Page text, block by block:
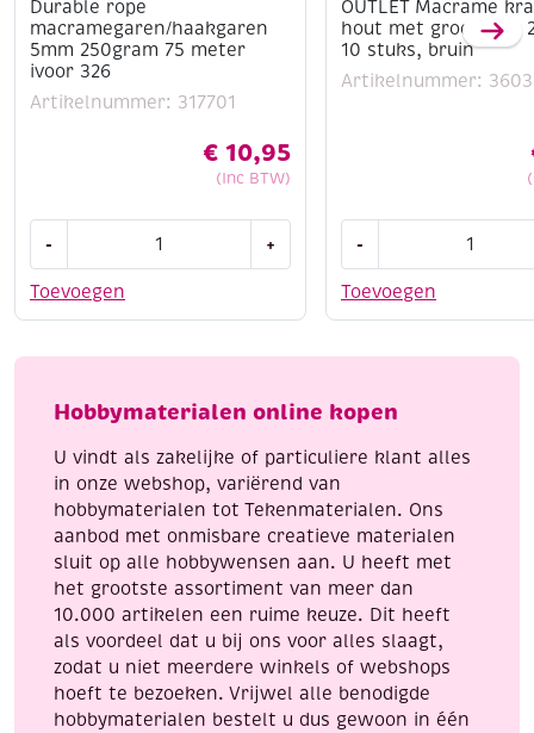
Durable rope
macramegaren/haakgaren
5mm 250gram 75 meter
ivoor 326
Artikelnummer: 317701
€ 10,95
(Inc BTW)
Toevoegen
-
macramegaren/haakgaren
75
ivoor
aantal
+
OUTLET Macrame
hout met groot gat,
10 stuks, bruin
Artikelnummer:
Toevoegen
-
kralen
met
gat,
mm,
stuks,
bruin
aantal
Hobbymaterialen online kopen
U vindt als zakelijke of particuliere klant alles
in onze webshop, variërend van
hobbymaterialen tot Tekenmaterialen. Ons
aanbod met onmisbare creatieve materialen
sluit op alle hobbywensen aan. U heeft met
het grootste assortiment van meer dan
10.000 artikelen een ruime keuze. Dit heeft
als voordeel dat u bij ons voor alles slaagt,
zodat u niet meerdere winkels of webshops
hoeft te bezoeken. Vrijwel alle benodigde
hobbymaterialen bestelt u dus gewoon in één